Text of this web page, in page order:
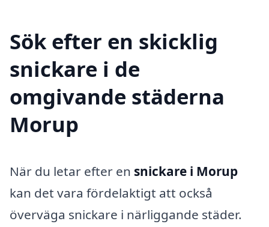
Sök efter en skicklig
snickare i de
omgivande städerna
Morup
När du letar efter en snickare i Morup
kan det vara fördelaktigt att också
överväga snickare i närliggande städer.